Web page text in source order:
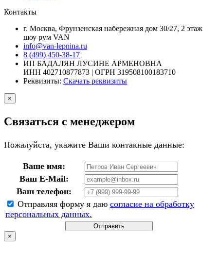
Контакты
г. Москва, Фрунзенская набережная дом 30/27, 2 этаж
шоу рум VAN
info@van-lepnina.ru
8 (499) 450-38-17
ИП БАДАЛЯН ЛУСИНЕ АРМЕНОВНА
ИНН 402710877873 | ОГРН 319508100183710
Реквизиты: Скачать реквизиты
×
Связаться с менеджером
Пожалуйста, укажите Ваши контакные данные:
Ваше имя:
Ваш E-Mail:
Ваш телефон:
Отправляя форму я даю согласие на обработку
персональных данных.
Отправить
×